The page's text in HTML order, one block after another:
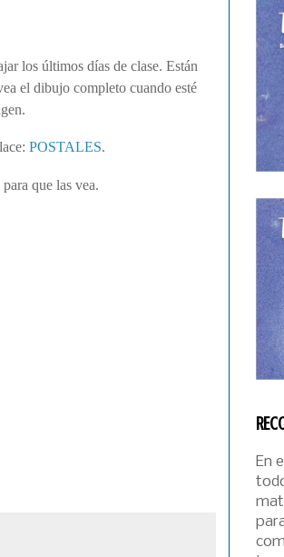
los últimos días de clase. Están
el dibujo completo cuando esté
POSTALES.
que las vea.
En